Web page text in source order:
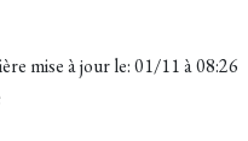
mise à jour le:01/11 à 08:26